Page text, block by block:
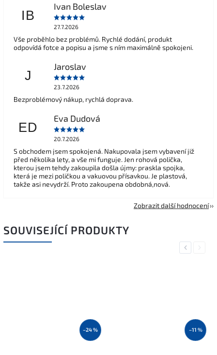
IB
Ivan Boleslav
27.7.2026
Vše proběhlo bez problémů. Rychlé dodání, produkt
odpovídá fotce a popisu a jsme s ním maximálně spokojeni.
J
Jaroslav
23.7.2026
Bezproblémový nákup, rychlá doprava.
ED
Eva Dudová
20.7.2026
S obchodem jsem spokojená. Nakupovala jsem vybavení již
před několika lety, a vše mi funguje. Jen rohová polička,
kterou jsem tehdy zakoupila došla újmy: praskla spojka,
která je mezi poličkou a vakuovou přísavkou. Je plastová,
takže asi nevydrží. Proto zakoupena obdobná,nová.
Zobrazit další hodnocení
SOUVISEJÍCÍ PRODUKTY
Previous
–24 % –11 %
Next